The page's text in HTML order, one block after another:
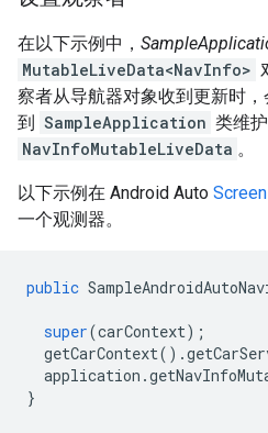
在以下示例中，
MutableLiveData<NavInfo>
察者从导航器对象收到更新时，
到 SampleApplication 类维
NavInfoMutableLiveData 。
以下示例在 Android Auto Screen
一个观测器。
public
super(carContext);
getCarContext().
application .
}